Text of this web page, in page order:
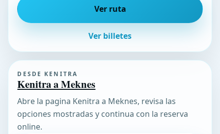
Ver ruta
Ver billetes
DESDE KENITRA
Kenitra a Meknes
Abre la pagina Kenitra a Meknes, revisa las
opciones mostradas y continua con la reserva
online.